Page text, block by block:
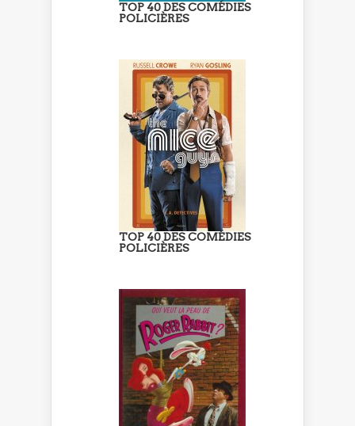
TOP 40 DES COMÉDIES
POLICIÈRES
TOP 40 DES COMÉDIES
POLICIÈRES